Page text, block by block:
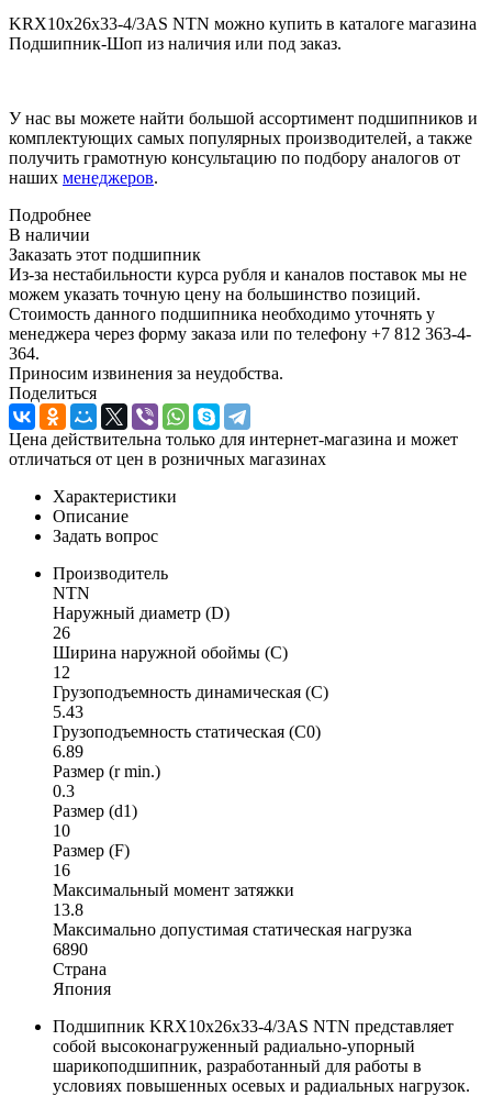
KRX10x26x33-4/3AS NTN можно купить в каталоге магазина
Подшипник-Шоп из наличия или под заказ.
У нас вы можете найти большой ассортимент подшипников и
комплектующих самых популярных производителей, а также
получить грамотную консультацию по подбору аналогов от
наших менеджеров.
Подробнее
В наличии
Заказать этот подшипник
Из-за нестабильности курса рубля и каналов поставок мы не
можем указать точную цену на большинство позиций.
Стоимость данного подшипника необходимо уточнять у
менеджера через форму заказа или по телефону +7 812 363-4-
364.
Приносим извинения за неудобства.
Поделиться
Цена действительна только для интернет-магазина и может
отличаться от цен в розничных магазинах
Характеристики
Описание
Задать вопрос
Производитель
NTN
Наружный диаметр (D)
26
Ширина наружной обоймы (C)
12
Грузоподъемность динамическая (C)
5.43
Грузоподъемность статическая (C0)
6.89
Размер (r min.)
0.3
Размер (d1)
10
Размер (F)
16
Максимальный момент затяжки
13.8
Максимально допустимая статическая нагрузка
6890
Страна
Япония
Подшипник KRX10x26x33-4/3AS NTN представляет
собой высоконагруженный радиально-упорный
шарикоподшипник, разработанный для работы в
условиях повышенных осевых и радиальных нагрузок.